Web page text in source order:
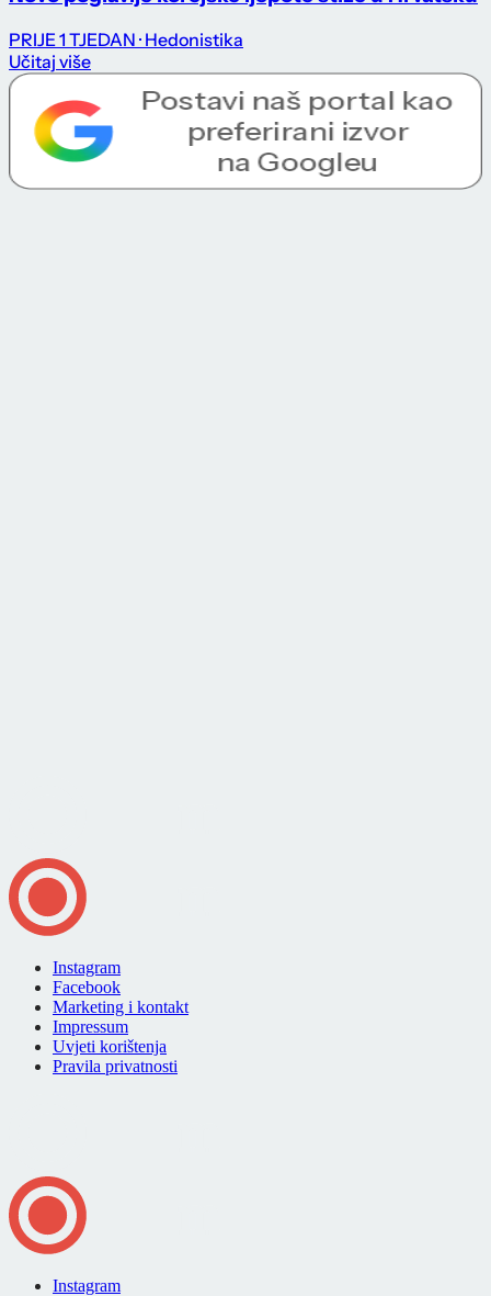
PRIJE 1 TJEDAN · Hedonistika
Učitaj više
Instagram
Facebook
Marketing i kontakt
Impressum
Uvjeti korištenja
Pravila privatnosti
Instagram